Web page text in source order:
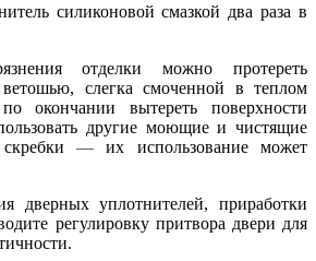
силиконовой смазкой два раза в
отделки можно протереть
ветошью, слегка смоченной в теплом
окончании вытереть поверхности
другие моющие и чистящие
— их использование может
дверных уплотнителей, приработки
регулировку притвора двери для